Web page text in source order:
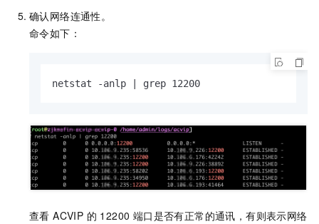
确认网络连通性。
命令如下：
netstat -anlp | grep 12200
查看 ACVIP 的 12200 端口是否有正常的通讯，有则表示网络